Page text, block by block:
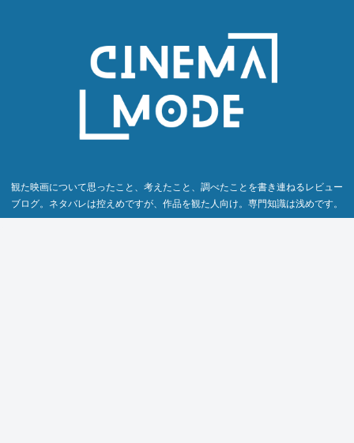
観た映画について思ったこと、考えたこと、調べたことを書き連ねるレビュー
ブログ。ネタバレは控えめですが、作品を観た人向け。専門知識は浅めです。